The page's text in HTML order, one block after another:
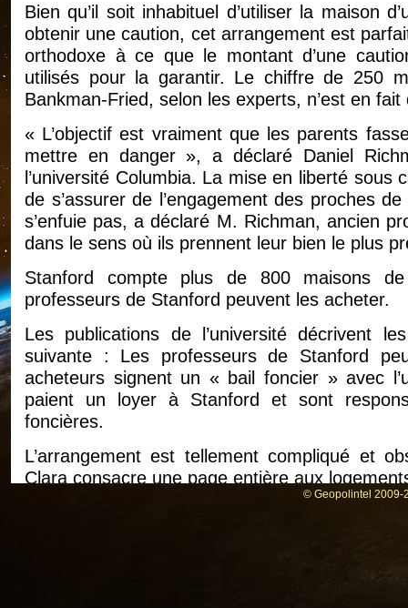
Bien qu’il soit inhabituel d’utiliser la maison
obtenir une caution, cet arrangement est
orthodoxe à ce que le montant d’une
utilisés pour la garantir. Le chiffre de 250
Bankman-Fried, selon les experts, n’est en fait
« L’objectif est vraiment que les parents
mettre en danger », a déclaré Daniel
l’université Columbia. La mise en liberté
de s’assurer de l’engagement des proches
s’enfuie pas, a déclaré M. Richman, ancien
dans le sens où ils prennent leur bien le plus
Stanford compte plus de 800 maisons
professeurs de Stanford peuvent les acheter.
Les publications de l’université décrivent
suivante : Les professeurs de Stanford
acheteurs signent un « bail foncier » avec
paient un loyer à Stanford et sont
foncières.
L’arrangement est tellement compliqué et
Clara consacre une page entière aux
© Geopolintel 2009-